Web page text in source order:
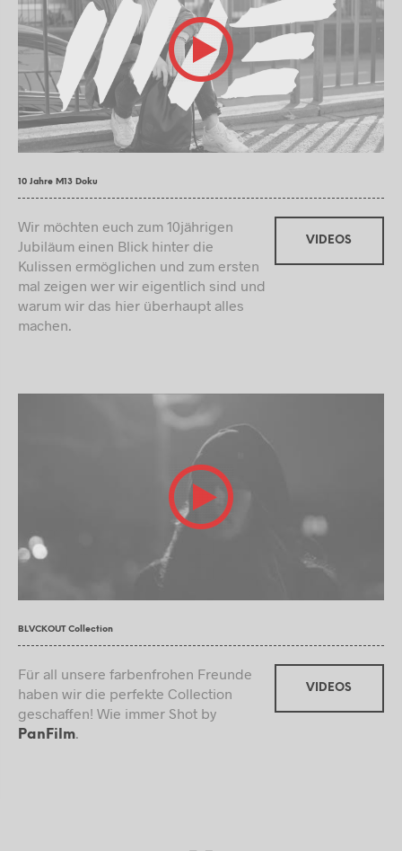
10 Jahre M13 Doku
Wir möchten euch zum 10jährigen
Jubiläum einen Blick hinter die
Kulissen ermöglichen und zum ersten
mal zeigen wer wir eigentlich sind und
warum wir das hier überhaupt alles
machen.
VIDEOS
BLVCKOUT Collection
Für all unsere farbenfrohen Freunde
haben wir die perfekte Collection
geschaffen! Wie immer Shot by
PanFilm
VIDEOS